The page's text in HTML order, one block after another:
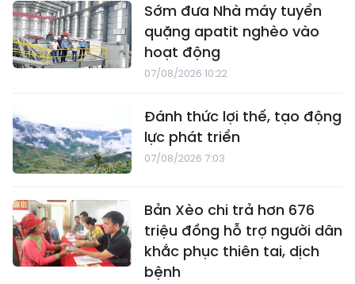
Sớm đưa Nhà máy tuyển
quặng apatit nghèo vào
hoạt động
07/08/2026 10:22
Đánh thức lợi thế, tạo động
lực phát triển
07/08/2026 7:03
Bản Xèo chi trả hơn 676
triệu đồng hỗ trợ người dân
khắc phục thiên tai, dịch
bệnh